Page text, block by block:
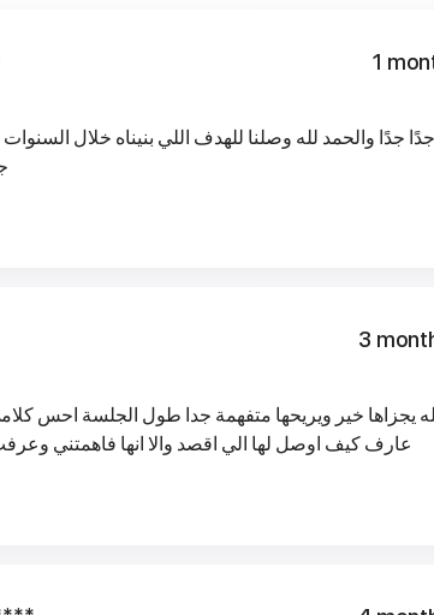
1
جدًا والحمد لله وصلنا للهدف اللي بنيناه خلال
3
يجزاها خير ويريحها متفهمة جدا طول الجلسة احس
عارف كيف اوصل لها الي اقصد والا انها فاهمتني